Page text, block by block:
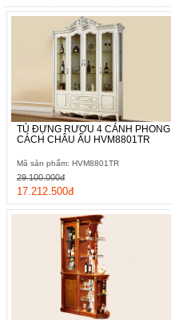
TỦ ĐỰNG RƯỢU 4 CÁNH PHONG
CÁCH CHÂU ÂU HVM8801TR
Mã sản phẩm: HVM8801TR
17.212.500đ
29.100.000đ